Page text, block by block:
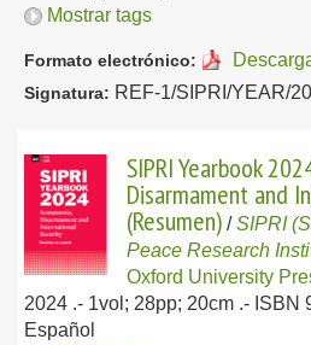
Mostrar tags
Formato electrónico:
Signatura: REF-1/SIPRI/YEAR/
SIPRI Yearbook
Disarmament and
(Resumen) /SIPRI
Peace Research
Oxford University
2024 .- 1vol; 28pp; 20cm .- ISBN
Español